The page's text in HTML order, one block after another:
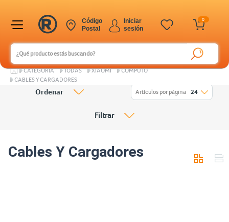
0
Iniciar
sesión
Código
Postal
CATEGORÍA TODAS XIAOMI
COMPUTO
CABLES Y CARGADORES
Cables Y Cargadores
Ordenar Artículos por página 24
Filtrar